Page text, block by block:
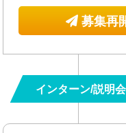
募集再
インターン/説明